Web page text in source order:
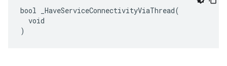
bool _HaveServiceConnectivityViaThread(
  void
)